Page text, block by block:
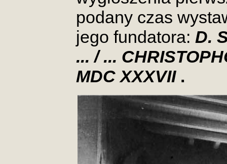
podany czas
jego fundatora: D.
... / ...
MDC XXXVII .